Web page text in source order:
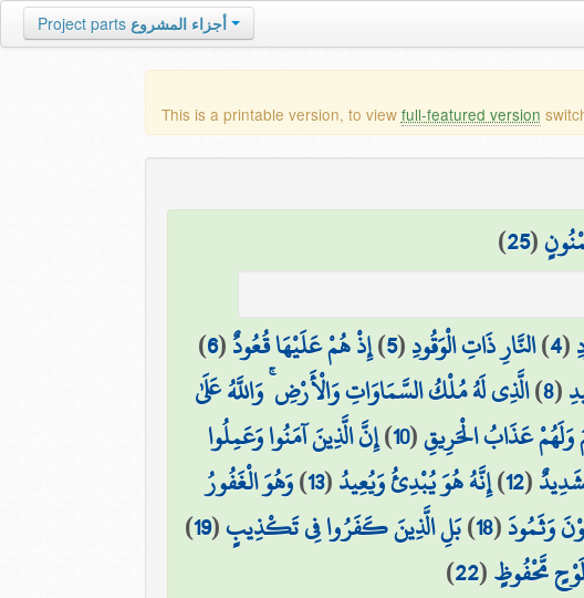
Project parts أجزاء المشروع
This is a printable version, to view full-featured version
(
25
)
(
4
)النَّارِ ذَاتِ الْوَقُودِ(
5
)إِذْ هُمْ عَلَيْهَا قُعُودٌ(
6
)
(
8
)الَّذِي لَهُ مُلْكُ السَّمَاوَاتِ وَالْأَرْضِ ۚ وَاللَّهُ عَلَىٰ
وَلَهُمْ عَذَابُ الْحَرِيقِ(
10
)إِنَّ الَّذِينَ آمَنُوا وَعَمِلُوا
(
12
)إِنَّهُ هُوَ يُبْدِئُ وَيُعِيدُ(
13
)وَهُوَ الْغَفُورُ
وَثَمُودَ(
18
)بَلِ الَّذِينَ كَفَرُوا فِي تَكْذِيبٍ(
19
)
مَّحْفُوظٍ(
22
)